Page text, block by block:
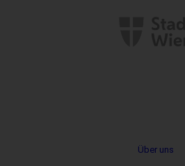
Über uns